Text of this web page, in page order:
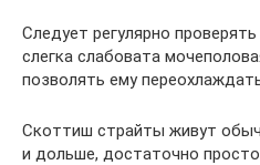
Следует регулярно
слегка слабовата
позволять ему
Скоттиш страйты живут
и дольше, достаточно